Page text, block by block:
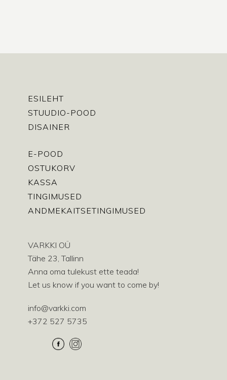
ESILEHT
STUUDIO-POOD
DISAINER
E-POOD
OSTUKORV
KASSA
TINGIMUSED
ANDMEKAITSETINGIMUSED
VARKKI OÜ
Tähe 23, Tallinn
Anna oma tulekust ette teada!
Let us know if you want to come by!
info@varkki.com
+372 527 5735